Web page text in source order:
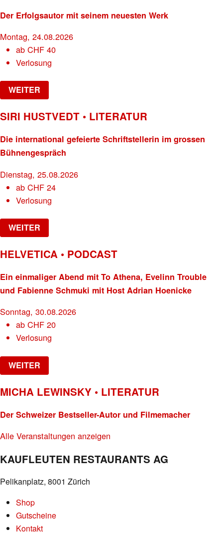
Der Erfolgsautor mit seinem neuesten Werk
Montag, 24.08.2026
abCHF 40
Verlosung
WEITER
SIRI HUSTVEDT • LITERATUR
Die international gefeierte Schriftstellerin im grossen
Bühnengespräch
Dienstag, 25.08.2026
abCHF 24
Verlosung
WEITER
HELVETICA • PODCAST
Ein einmaliger Abend mit To Athena, Evelinn Trouble
und Fabienne Schmuki mit Host Adrian Hoenicke
Sonntag, 30.08.2026
abCHF 20
Verlosung
WEITER
MICHA LEWINSKY • LITERATUR
Der Schweizer Bestseller-Autor und Filmemacher
Alle Veranstaltungen anzeigen
KAUFLEUTEN RESTAURANTS AG
Pelikanplatz, 8001 Zürich
Shop
Gutscheine
Kontakt